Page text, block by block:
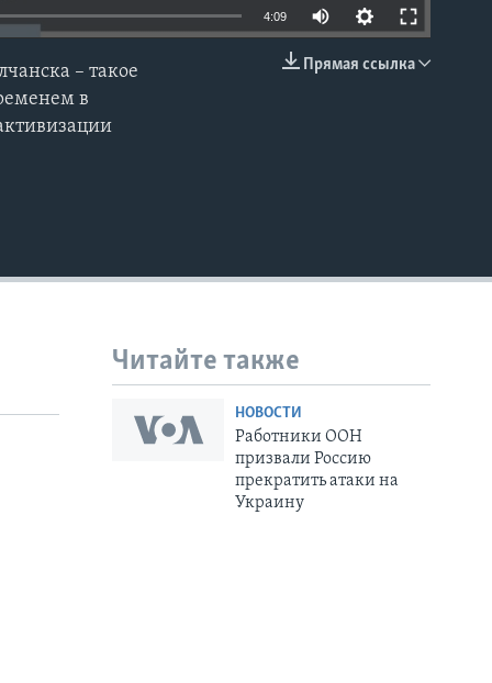
4:09
Прямая ссылка
– такое
в
Читайте также
НОВОСТИ
Работники ООН
призвали Россию
прекратить атаки на
Украину